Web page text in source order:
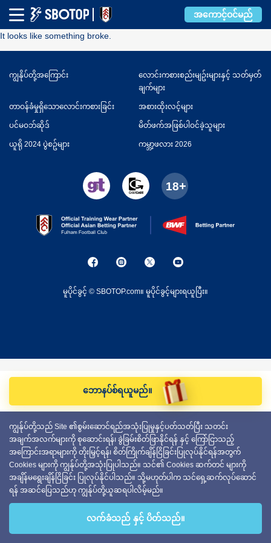
အကောင့်ဝင်မည်
Error
It looks like something broke.
ကျွနိုပ်တို့အကြောင်း
လောင်းကစားစည်းမျဥ်းများနှင့် သတ်မှတ်
ချက်များ
တာဝန်ခံမှုရှိသောလောင်းကစားခြင်း အစားထိုးလင့်များ
ပင်မဝဘ်ဆိုဒ် မိတ်ဖက်အဖြစ်ပါဝင်ခဲ့သူများ
ယူရို 2024 ပွဲစဥ်များ ကမ္ဘာ့ဖလား 2026
မူပိုင်ခွင့် © SBOTOP.com။ မူပိုင်ခွင့်များရယူပြီး။
ဘောနပ်စ်ရယူမည်။
ကျွန်ုပ်တို့သည် Site ၏စွမ်းဆောင်ရည်အသုံးပြုမှုနှင့်ပတ်သတ်ပြီး သတင်း
အချက်အလက်များကို စုဆောင်းရန်၊ ခွဲခြမ်းစိတ်ဖြာနိုင်ရန် နှင့် ကြော်ငြာသည့်
အကြောင်းအရာများကို တိုးမြှင့်ရန်၊ စိတ်ကြိုက်ချိန်ငြိခြင်းပြုလုပ်နိုင်ရန်အတွက်
Cookies များကို ကျွန်ုပ်တို့အသုံးပြုပါသည်။ သင်၏ Cookies ဆက်တင် များကို
အချိန်မရွေးချိန်ငြိခြင်း ပြုလုပ်နိုင်ပါသည်။ သို့မဟုတ်ပါက သင်ရှေ့ဆက်လုပ်ဆောင်
ရန် အဆင်ပြေသည်ဟု ကျွန်ုပ်တို့ယူဆရပါလိမ့်မည်။
လက်ခံသည် နှင့် ပိတ်သည်။